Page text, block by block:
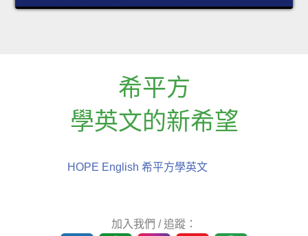
希平方
學英文的新希望
HOPE English 希平方學英文
加入我們 / 追蹤：